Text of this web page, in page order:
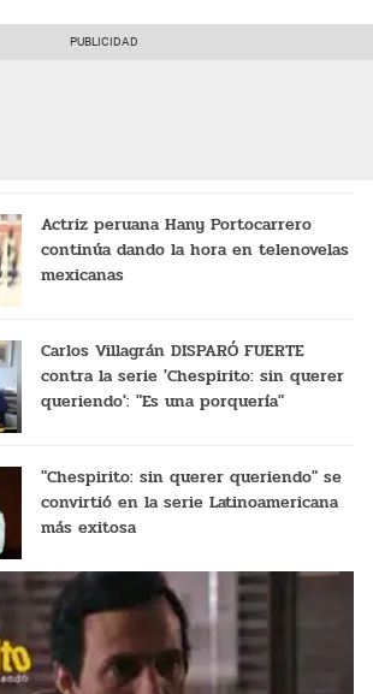
Actriz peruana Hany Portocarrero
continúa dando la hora en telenovelas
mexicanas
Carlos Villagrán DISPARÓ FUERTE
contra la serie 'Chespirito: sin querer
queriendo': "Es una porquería"
"Chespirito: sin querer queriendo" se
convirtió en la serie Latinoamericana
más exitosa